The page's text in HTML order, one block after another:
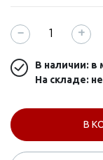
− +
В наличии: в
На складе:
В